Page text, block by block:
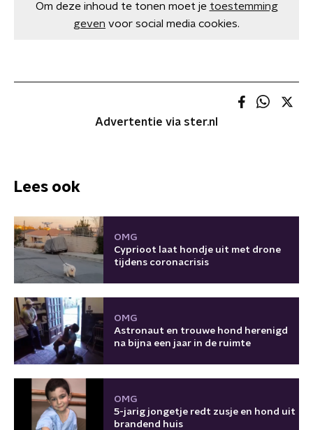
Om deze inhoud te tonen moet je toestemming
geven voor social media cookies.
Advertentie via ster.nl
Lees ook
OMG
Cyprioot laat hondje uit met drone
tijdens coronacrisis
OMG
Astronaut en trouwe hond herenigd
na bijna een jaar in de ruimte
OMG
5-jarig jongetje redt zusje en hond uit
brandend huis